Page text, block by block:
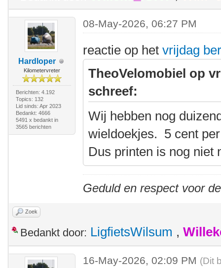
Hardloper
Kilometervreter
Berichten: 4.192
Topics: 132
Lid sinds: Apr 2023
Bedankt: 4666
5491 x bedankt in
3565 berichten
08-May-2026, 06:27 PM
reactie op hetvrijdag
TheoVelomobiel op
schreef:
Wij hebben nog
wieldoekjes. 5 cent
Dus printen is nog niet
Geduld en respect voor
Zoek
Bedankt door: LigfietsWilsum ,
16-May-2026, 02:09 PM (Dit